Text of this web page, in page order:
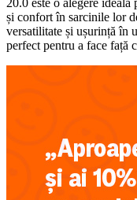
20.0 este o alegere
și confort în sarcinile lor
versatilitate și ușurință în
perfect pentru a face față